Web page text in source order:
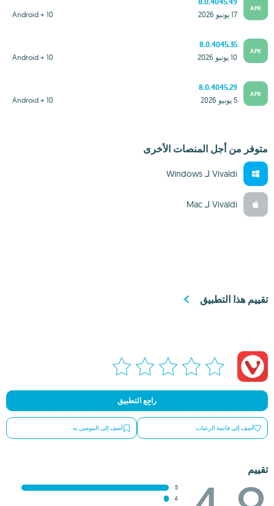
APK
Android + 10 17 يونيو 2026
APK
8.0.4045.35
Android + 10 10 يونيو 2026
APK
8.0.4045.29
Android + 10 5 يونيو 2026
متوفر من أجل المنصات الأخرى
Vivaldi لـ Windows‏
Vivaldi لـ Mac‏
تقييم هذا التطبيق
راجِع التطبيق
أضف إلى قائمة الرغبات أضف إلى الموصى به
تقييم
5
4